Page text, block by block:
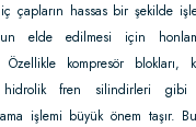
çapların hassas bir şekilde
elde edilmesi için
Özellikle kompresör blokları,
fren silindirleri gibi
işlemi büyük önem taşır.